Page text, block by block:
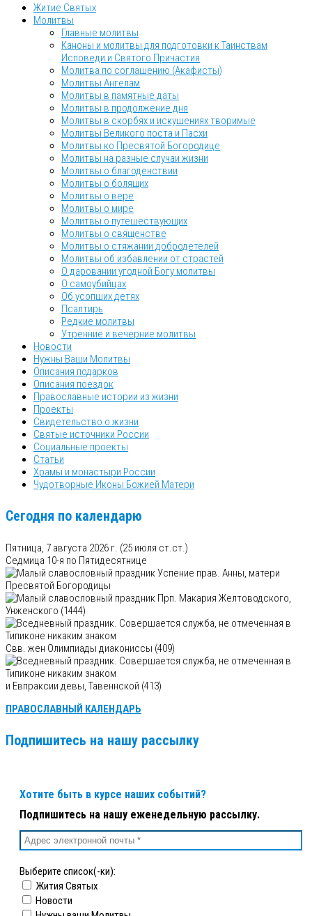
Житие Святых
Молитвы
Главные молитвы
Каноны и молитвы для подготовки к Таинствам
Исповеди и Святого Причастия
Молитва по соглашению (Акафисты)
Молитвы Ангелам
Молитвы в памятные даты
Молитвы в продолжение дня
Молитвы в скорбях и искушениях творимые
Молитвы Великого поста и Пасхи
Молитвы ко Пресвятой Богородице
Молитвы на разные случаи жизни
Молитвы о благоденствии
Молитвы о болящих
Молитвы о вере
Молитвы о мире
Молитвы о путешествующих
Молитвы о священстве
Молитвы о стяжании добродетелей
Молитвы об избавлении от страстей
О даровании угодной Богу молитвы
О самоубийцах
Об усопших детях
Псалтирь
Редкие молитвы
Утренние и вечерние молитвы
Новости
Нужны Ваши Молитвы
Описания подарков
Описания поездок
Православные истории из жизни
Проекты
Свидетельство о жизни
Святые источники России
Социальные проекты
Статьи
Храмы и монастыри России
Чудотворные Иконы Божией Матери
Сегодня по календарю
Пятница, 7 августа 2026 г. (25 июля ст.ст.)
Седмица 10-я по Пятидесятнице
Успение прав. Анны, матери
Пресвятой Богородицы
Прп. Макария Желтоводского,
Унженского (1444)
Свв. жен Олимпиады диакониссы (409)
и Евпраксии девы, Тавеннской (413)
ПРАВОСЛАВНЫЙ КАЛЕНДАРЬ
Подпишитесь на нашу рассылку
Хотите быть в курсе наших событий?
Подпишитесь на нашу еженедельную рассылку.
Выберите список(-ки):
Жития Святых
Новости